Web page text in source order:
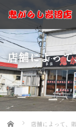
店舗によっ
Home 店舗によって、